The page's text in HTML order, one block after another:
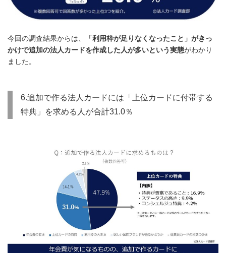
今回の調査結果からは、
「利用枠が足りなくなったこと」がきっ
かけで追加の法人カードを作成した人が多いという実態がわかり
ました。
6.追加で作る法人カードには「上位カードに付帯する
特典」を求める人が合計31.0％